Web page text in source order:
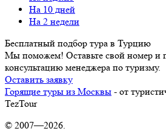
На 10 дней
На 2 недели
Бесплатный подбор тура в Турцию
Мы поможем! Оставьте свой номер и
консультацию менеджера по туризму.
Оставить заявку
Горящие туры из Москвы - от
TezTour
© 2007—2026.